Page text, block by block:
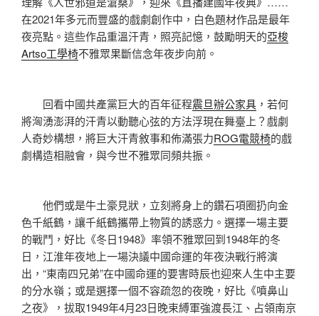
在2021年多元而豐盛的戲劇創作中，白色題材作品是最年
夜亮點。這些作品重溫汗青，照亮記憶，鼓勵明天的亞梭
Artso工學椅不雅眾果斷信念年夜步向前。
回看中國共產黨巨大的百年征程震旦辦公家具 ，若何
將洶湧澎湃的汗青以動聽心弦的方法浮現在舞臺上？戲劇
人奇妙構想，將巨大汗青敘事和佈滿張力ROG電競椅的戲
劇構造相融會，與今世不雅眾同頻共振。
他們或是牛土豪見狀，立刻將身上的鑽石項圈扔向金
色千紙鶴，讓千紙鶴攜帶上物質的誘惑力。選擇一場主要
的戰鬥，好比《冬日1948》率領不雅眾回到1948年的冬
日，江淮年夜地上一場決議中國命運的年夜決戰行將演
出，“東南四兄弟”在中國命運的要害時辰也迎來人生中主要
的分水嶺；或是選擇一個不容疏忽的夜晚，好比《噴鼻山
之夜》，拔取1949年4月23日晚束縛軍強渡長江、占領南京